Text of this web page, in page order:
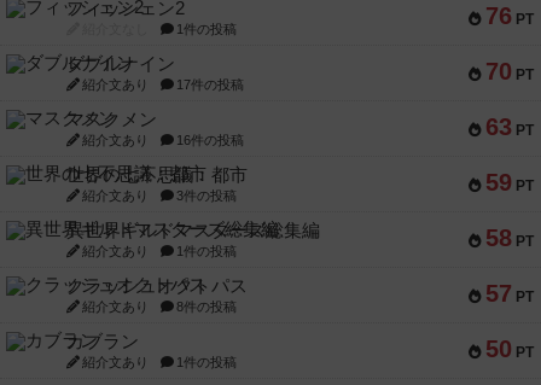
76 PT
フィッシェン2
1件の投稿
70 PT
ダブルナイン
紹介文あり 17件の投稿
63 PT
マスクメン
紹介文あり 16件の投稿
59 PT
世界の七不思議：都市
紹介文あり 3件の投稿
58 PT
異世界ギルドマスターズ総集編
紹介文あり 1件の投稿
57 PT
クラッシュオクトパス
紹介文あり 8件の投稿
50 PT
カブラン
紹介文あり 1件の投稿